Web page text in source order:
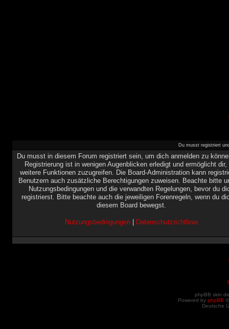
Du musst registriert
Du musst in diesem Forum registriert sein, um dich anmelden zu
Registrierung ist in wenigen Augenblicken erledigt und ermöglicht dir,
weitere Funktionen zuzugreifen. Die Board-Administration kann
Benutzern auch zusätzliche Berechtigungen zuweisen. Beachte bitte
Nutzungsbedingungen und die verwandten Regelungen, bevor du
registrierst. Bitte beachte auch die jeweiligen Forenregeln, wenn du
diesem Board bewegst.
Nutzungsbedingungen| Datenschutzrichtlinie
phpBB skin
Powered by phpBB
Deutsche